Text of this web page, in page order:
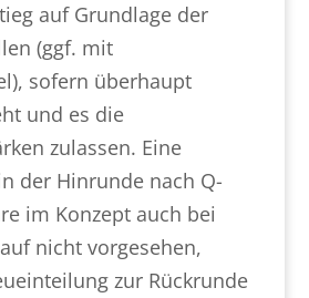
auf Grundlage der
(ggf. mit
sofern überhaupt
und es die
zulassen. Eine
der Hinrunde nach Q-
im Konzept auch bei
nicht vorgesehen,
zur Rückrunde